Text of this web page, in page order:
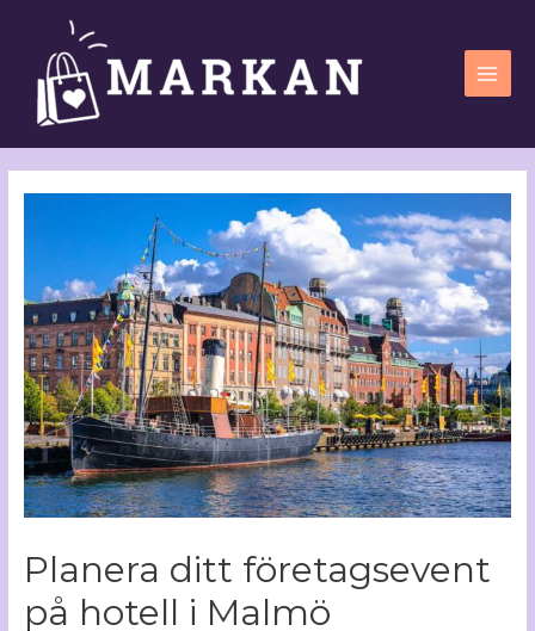
Planera ditt företagsevent
på hotell i Malmö